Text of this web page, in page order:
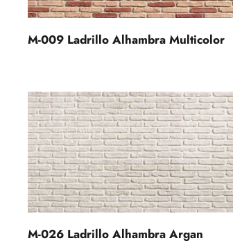
M-009 Ladrillo Alhambra Multicolor
M-026 Ladrillo Alhambra Argan